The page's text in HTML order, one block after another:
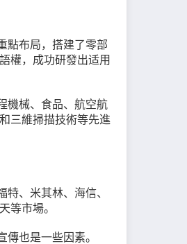
點布局，搭建了零部
權，成功研發出适用
機械、食品、航空航
三維掃描技術等先進
、米其林、海信、
等市場。
傳也是一些因素。